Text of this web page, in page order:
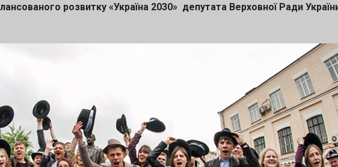
отримують: 🤝 можливість презентувати проєкт інвесторам
напрямом 🚀 участь в акселераційних програмах та
🔹 Штучний інтелект 🔹 Кібербезпека 🔹 Водні ресурси 📅
розвитку «Україна 2030» депутата Верховної Ради